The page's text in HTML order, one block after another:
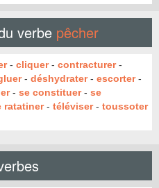
verbe pêcher
- cliquer- contracturer-
- déshydrater- escorter-
- se constituer- se
ratatiner- téléviser- toussoter